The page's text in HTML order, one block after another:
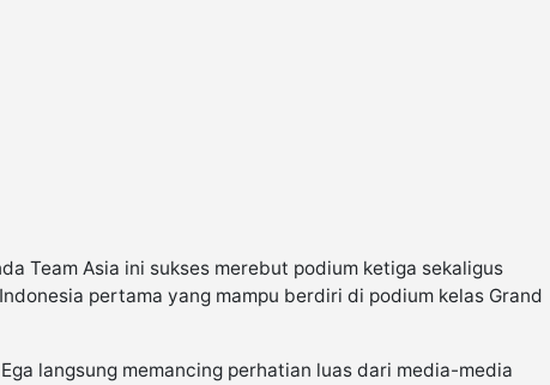
Team Asia ini sukses merebut podium ketiga sekaligus
pertama yang mampu berdiri di podium kelas Grand
langsung memancing perhatian luas dari media-media